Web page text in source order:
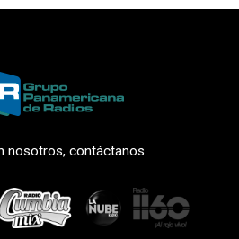
nosotros, contáctanos